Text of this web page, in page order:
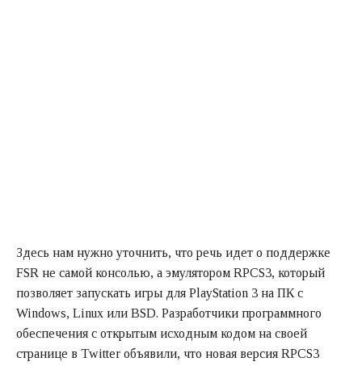
Здесь нам нужно уточнить, что речь идет о поддержке
FSR не самой консолью, а эмулятором RPCS3, который
позволяет запускать игры для PlayStation 3 на ПК с
Windows, Linux или BSD. Разработчики программного
обеспечения с открытым исходным кодом на своей
странице в Twitter объявили, что новая версия RPCS3